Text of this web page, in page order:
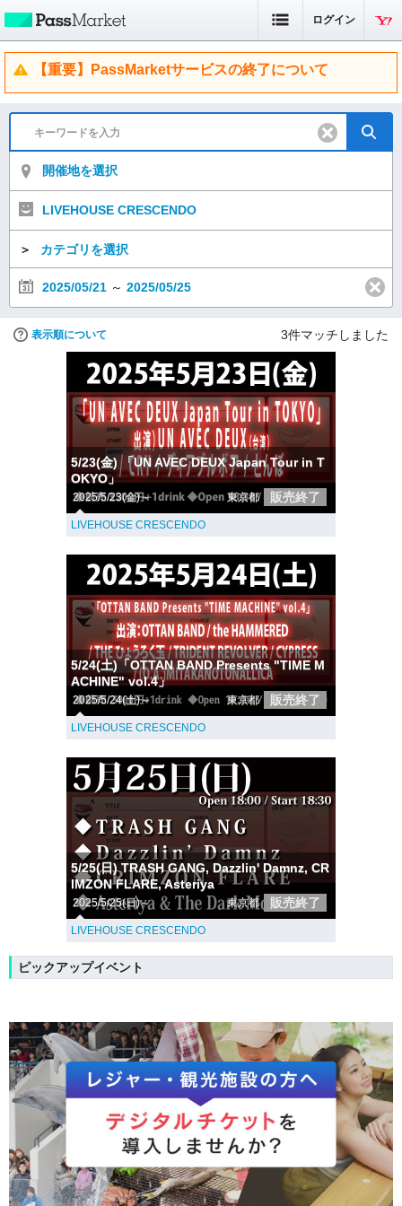
ログイン
【重要】PassMarketサービスの終了について
開催地を選択
LIVEHOUSE CRESCENDO
＞ カテゴリを選択
2025/05/21 ～ 2025/05/25
表示順について 3件マッチしました
5/23(金) 「UN AVEC DEUX Japan Tour in T
OKYO」
2025/5/23(金)～ 東京都 販売終了
LIVEHOUSE CRESCENDO
5/24(土)「OTTAN BAND Presents "TIME M
ACHINE" vol.4」
2025/5/24(土)～ 東京都 販売終了
LIVEHOUSE CRESCENDO
5/25(日) TRASH GANG, Dazzlin' Damnz, CR
IMZON FLARE, Asteriya
2025/5/25(日)～ 東京都 販売終了
LIVEHOUSE CRESCENDO
ピックアップイベント